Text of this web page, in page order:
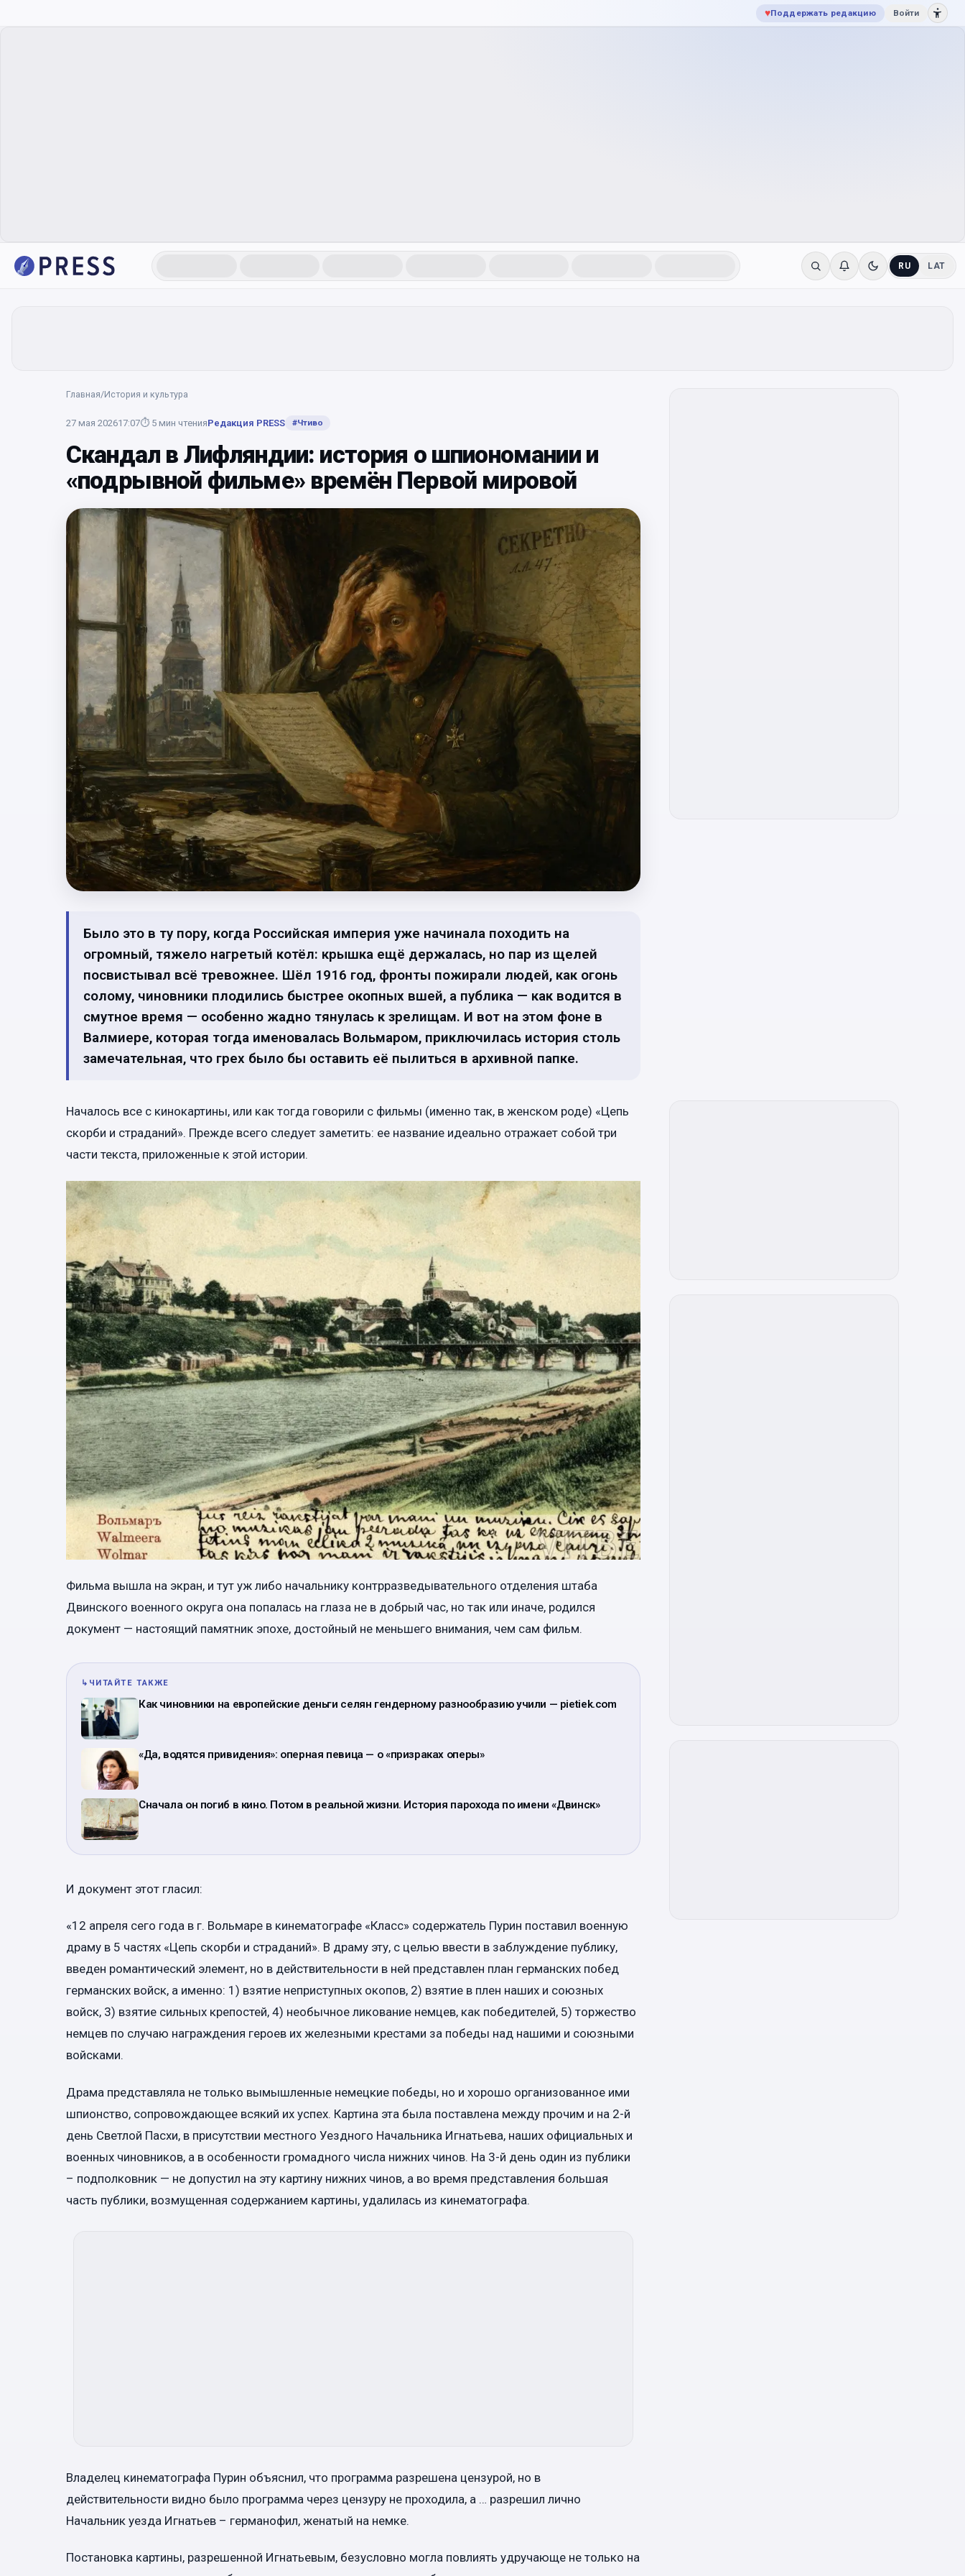
♥Поддержать редакцию Войти
RU LAT
Главная/История и культура
27 мая 202617:07⏱ 5 мин чтенияРедакция PRESS #Чтиво
Скандал в Лифляндии: история о шпиономании и
«подрывной фильме» времён Первой мировой
Было это в ту пору, когда Российская империя уже начинала походить на
огромный, тяжело нагретый котёл: крышка ещё держалась, но пар из щелей
посвистывал всё тревожнее. Шёл 1916 год, фронты пожирали людей, как огонь
солому, чиновники плодились быстрее окопных вшей, а публика — как водится в
смутное время — особенно жадно тянулась к зрелищам. И вот на этом фоне в
Валмиере, которая тогда именовалась Вольмаром, приключилась история столь
замечательная, что грех было бы оставить её пылиться в архивной папке.
Началось все с кинокартины, или как тогда говорили с фильмы (именно так, в женском роде) «Цепь
скорби и страданий». Прежде всего следует заметить: ее название идеально отражает собой три
части текста, приложенные к этой истории.
Фильма вышла на экран, и тут уж либо начальнику контрразведывательного отделения штаба
Двинского военного округа она попалась на глаза не в добрый час, но так или иначе, родился
документ — настоящий памятник эпохе, достойный не меньшего внимания, чем сам фильм.
↳ ЧИТАЙТЕ ТАКЖЕ
Как чиновники на европейские деньги селян гендерному разнообразию учили — pietiek.com
«Да, водятся привидения»: оперная певица — о «призраках оперы»
Сначала он погиб в кино. Потом в реальной жизни. История парохода по имени «Двинск»
И документ этот гласил:
«12 апреля сего года в г. Вольмаре в кинематографе «Класс» содержатель Пурин поставил военную
драму в 5 частях «Цепь скорби и страданий». В драму эту, с целью ввести в заблуждение публику,
введен романтический элемент, но в действительности в ней представлен план германских побед
германских войск, а именно: 1) взятие неприступных окопов, 2) взятие в плен наших и союзных
войск, 3) взятие сильных крепостей, 4) необычное ликование немцев, как победителей, 5) торжество
немцев по случаю награждения героев их железными крестами за победы над нашими и союзными
войсками.
Драма представляла не только вымышленные немецкие победы, но и хорошо организованное ими
шпионство, сопровождающее всякий их успех. Картина эта была поставлена между прочим и на 2-й
день Светлой Пасхи, в присутствии местного Уездного Начальника Игнатьева, наших официальных и
военных чиновников, а в особенности громадного числа нижних чинов. На 3-й день один из публики
– подполковник — не допустил на эту картину нижних чинов, а во время представления большая
часть публики, возмущенная содержанием картины, удалилась из кинематографа.
Владелец кинематографа Пурин объяснил, что программа разрешена цензурой, но в
действительности видно было программа через цензуру не проходила, а … разрешил лично
Начальник уезда Игнатьев – германофил, женатый на немке.
Постановка картины, разрешенной Игнатьевым, безусловно могла повлиять удручающе не только на